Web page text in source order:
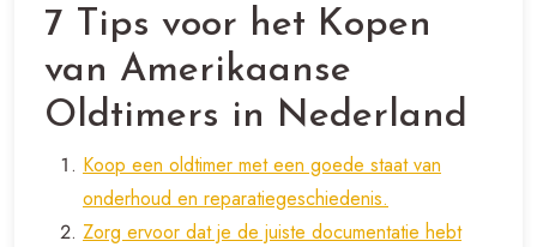
7 Tips voor het Kopen
van Amerikaanse
Oldtimers in Nederland
Koop een oldtimer met een goede staat van
onderhoud en reparatiegeschiedenis.
Zorg ervoor dat je de juiste documentatie hebt